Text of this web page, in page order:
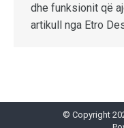
dhe funksionit që
artikull nga Etro
© Copyright